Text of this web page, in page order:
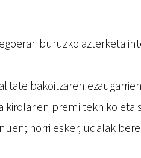
buruzko azterketa
bakoitzaren
kirolarien premi tekniko eta
horri esker, udalak